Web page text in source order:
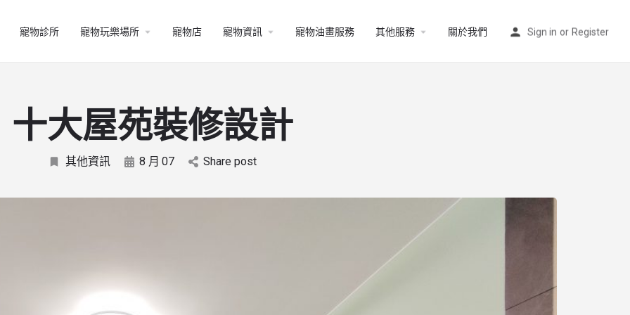
寵物診所 寵物玩樂場所 寵物店 寵物資訊 寵物油畫服務 其他服務 關於我們 Sign in or Register
十大屋苑裝修設計
其他資訊 8 月 07 Share post